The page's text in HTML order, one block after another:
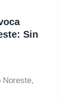
Sin
Noreste,